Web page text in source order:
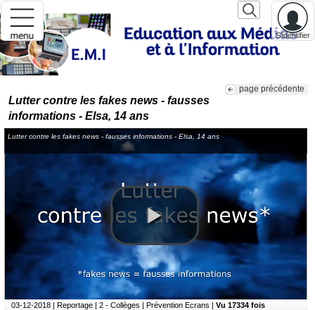
S'identifier
page précédente
Lutter contre les fakes news - fausses
informations - Elsa, 14 ans
Lutter contre les fakes news - fausses informations - Elsa, 14 ans
03-12-2018 | Reportage | 2 - Collèges | Prévention Ecrans | Vu 17334 fois